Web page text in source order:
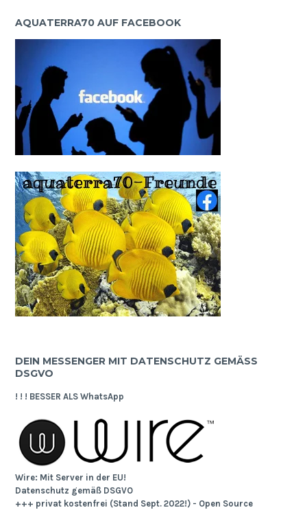
AQUATERRA70 AUF FACEBOOK
DEIN MESSENGER MIT DATENSCHUTZ GEMÄSS D
SGVO
! ! ! BESSER ALS WhatsApp
Wire: Mit Server in der EU!
Datenschutz gemäß DSGVO
+++ privat kostenfrei (Stand Sept. 2022!) - Open Source